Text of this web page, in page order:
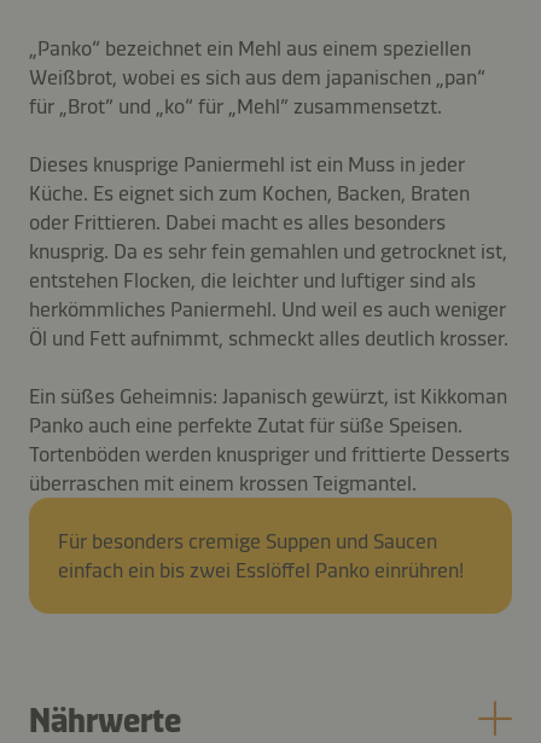
„Panko“ bezeichnet ein Mehl aus einem speziellen
Weißbrot, wobei es sich aus dem japanischen „pan“
für „Brot” und „ko“ für „Mehl” zusammensetzt.
Dieses knusprige Paniermehl ist ein Muss in jeder
Küche. Es eignet sich zum Kochen, Backen, Braten
oder Frittieren. Dabei macht es alles besonders
knusprig. Da es sehr fein gemahlen und getrocknet ist,
entstehen Flocken, die leichter und luftiger sind als
herkömmliches Paniermehl. Und weil es auch weniger
Öl und Fett aufnimmt, schmeckt alles deutlich krosser.
Ein süßes Geheimnis: Japanisch gewürzt, ist Kikkoman
Panko auch eine perfekte Zutat für süße Speisen.
Tortenböden werden knuspriger und frittierte Desserts
überraschen mit einem krossen Teigmantel.
Für besonders cremige Suppen und Saucen
einfach ein bis zwei Esslöffel Panko einrühren!
Nährwerte